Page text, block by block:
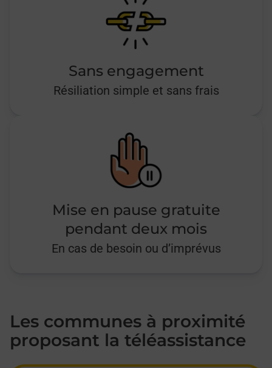
Sans engagement
Résiliation simple et sans frais
Mise en pause gratuite
pendant deux mois
En cas de besoin ou d’imprévus
Les communes à proximité
proposant la téléassistance